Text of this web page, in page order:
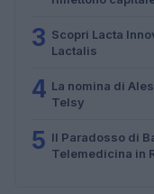
3 Scopri Lacta
Lactalis
4 La nomina di
Telsy
5 Il Paradosso di
Telemedicina in